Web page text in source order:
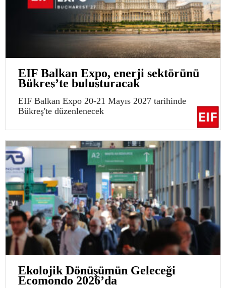
EIF Balkan Expo, enerji sektörünü
Bükreş’te buluşturacak
EIF Balkan Expo 20-21 Mayıs 2027 tarihinde
Bükreş'te düzenlenecek
Ekolojik Dönüşümün Geleceği
Ecomondo 2026’da